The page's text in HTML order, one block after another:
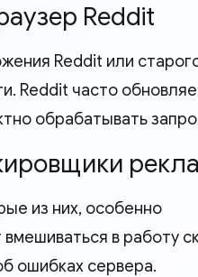
Reddit
Reddit или
Reddit часто
обрабатывать
из них, особенно
в работу
ошибках сервера.